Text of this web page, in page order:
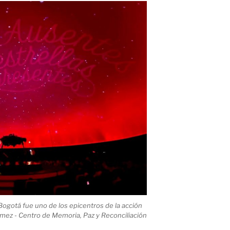
fue uno de los epicentros de la acción
- Centro de Memoria, Paz y Reconciliación